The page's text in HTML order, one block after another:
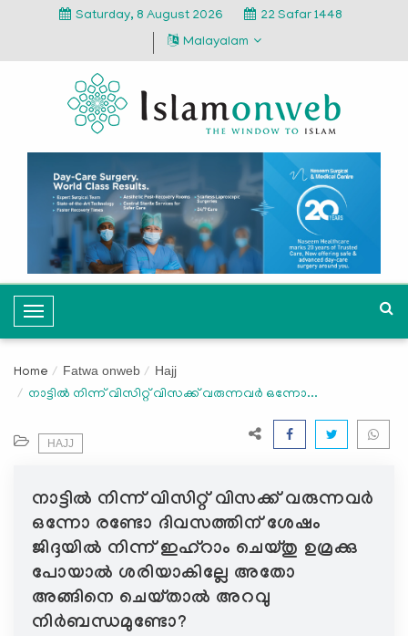
Saturday, 8 August 2026
22 Safar 1448
Malayalam
T
o
g
l
v
g
a
t
i
o
Home Fatwa onweb Hajj
നാട്ടില്‍ നിന്ന് വിസിറ്റ് വിസക്ക് വരുന്നവര്‍ ഒന്നോ...
HAJJ
നാട്ടില്‍ നിന്ന് വിസിറ്റ് വിസക്ക് വരുന്നവര്‍
ഒന്നോ രണ്ടോ ദിവസത്തിന് ശേഷം
ജിദ്ദയില്‍ നിന്ന് ഇഹ്റാം ചെയ്തു ഉമ്രക്കു
പോയാല്‍ ശരിയാകില്ലേ അതോ
അങ്ങിനെ ചെയ്താല്‍ അറവു
നിര്‍ബന്ധമുണ്ടോ?